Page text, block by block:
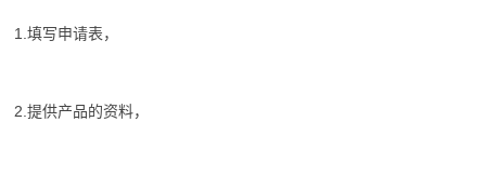
1.填写申请表，
2.提供产品的资料，